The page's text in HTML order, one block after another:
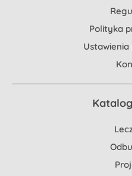
Polityka